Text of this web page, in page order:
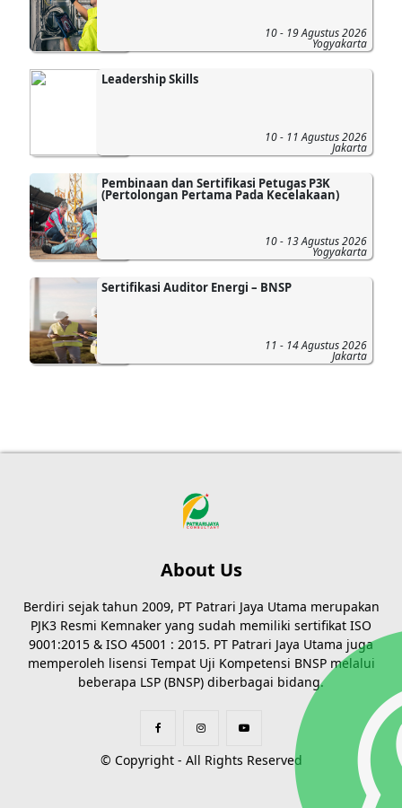
10 - 19 Agustus 2026
Yogyakarta
Leadership Skills
10 - 11 Agustus 2026
Jakarta
Pembinaan dan Sertifikasi Petugas P3K
(Pertolongan Pertama Pada Kecelakaan)
10 - 13 Agustus 2026
Yogyakarta
Sertifikasi Auditor Energi – BNSP
11 - 14 Agustus 2026
Jakarta
About Us
Berdiri sejak tahun 2009, PT Patrari Jaya Utama merupakan
PJK3 Resmi Kemnaker yang sudah memiliki sertifikat ISO
9001:2015 & ISO 45001 : 2015. PT Patrari Jaya Utama juga
memperoleh lisensi Tempat Uji Kompetensi BNSP melalui
beberapa LSP (BNSP) diberbagai bidang.
© Copyright - All Rights Reserved